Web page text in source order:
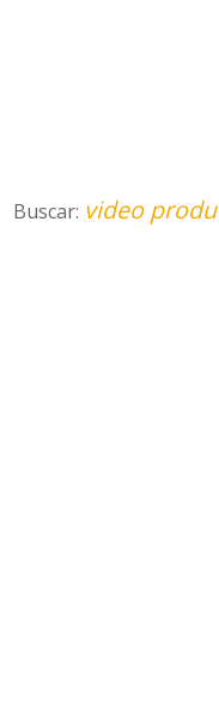
Buscar: video